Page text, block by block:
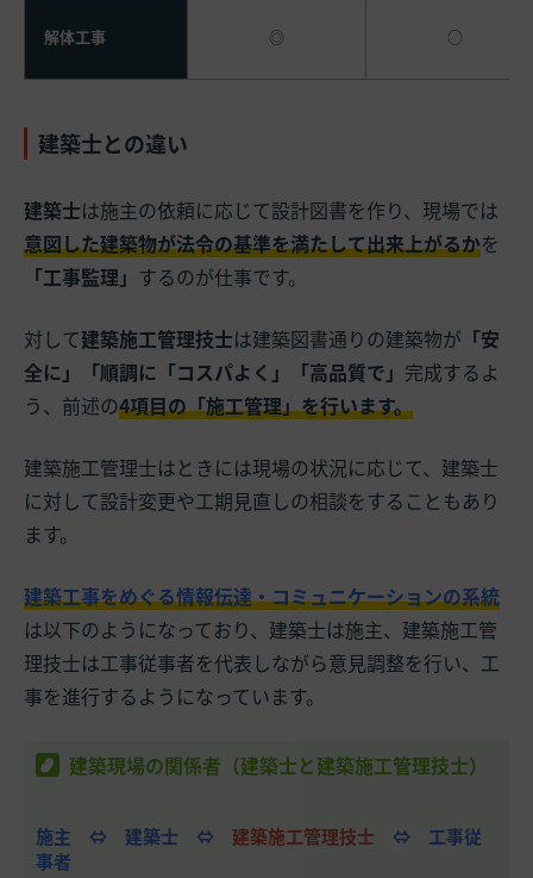
解体工事 ◎ ○
建築士との違い
建築士は施主の依頼に応じて設計図書を作り、現場では
意図した建築物が法令の基準を満たして出来上がるかを
「工事監理」 するのが仕事です。
対して建築施工管理技士は建築図書通りの建築物が 「安
全に」「順調に「コスパよく」「高品質で」 完成するよ
う、前述の4項目の「施工管理」を行います。
建築施工管理士はときには現場の状況に応じて、建築士
に対して設計変更や工期見直しの相談をすることもあり
ます。
建築工事をめぐる情報伝達・コミュニケーションの系統
は以下のようになっており、建築士は施主、建築施工管
理技士は工事従事者を代表しながら意見調整を行い、工
事を進行するようになっています。
建築現場の関係者（建築士と建築施工管理技士）
施主 ⇔ 建築士 ⇔ 建築施工管理技士 ⇔ 工事従
事者